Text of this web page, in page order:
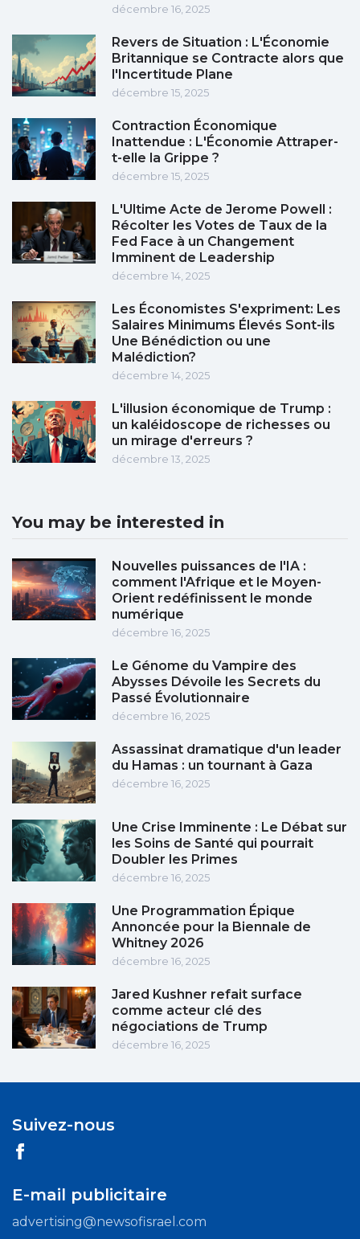
décembre 16, 2025
Revers de Situation : L'Économie
Britannique se Contracte alors que
l'Incertitude Plane
décembre 15, 2025
Contraction Économique
Inattendue : L'Économie Attraper-
t-elle la Grippe ?
décembre 15, 2025
L'Ultime Acte de Jerome Powell :
Récolter les Votes de Taux de la
Fed Face à un Changement
Imminent de Leadership
décembre 14, 2025
Les Économistes S'expriment: Les
Salaires Minimums Élevés Sont-ils
Une Bénédiction ou une
Malédiction?
décembre 14, 2025
L'illusion économique de Trump :
un kaléidoscope de richesses ou
un mirage d'erreurs ?
décembre 13, 2025
You may be interested in
Nouvelles puissances de l'IA :
comment l'Afrique et le Moyen-
Orient redéfinissent le monde
numérique
décembre 16, 2025
Le Génome du Vampire des
Abysses Dévoile les Secrets du
Passé Évolutionnaire
décembre 16, 2025
Assassinat dramatique d'un leader
du Hamas : un tournant à Gaza
décembre 16, 2025
Une Crise Imminente : Le Débat sur
les Soins de Santé qui pourrait
Doubler les Primes
décembre 16, 2025
Une Programmation Épique
Annoncée pour la Biennale de
Whitney 2026
décembre 16, 2025
Jared Kushner refait surface
comme acteur clé des
négociations de Trump
décembre 16, 2025
Suivez-nous
E-mail publicitaire
advertising@newsofisrael.com